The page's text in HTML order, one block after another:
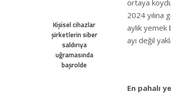
Kişisel cihazlar
şirketlerin siber
saldırıya
uğramasında
başrolde
ortaya
2024 yılına
aylık yemek
ayı değil
En pahalı